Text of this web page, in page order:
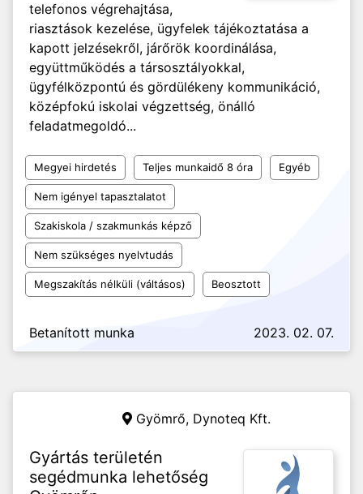
telefonos végrehajtása,
riasztások kezelése, ügyfelek tájékoztatása a
kapott jelzésekről, járőrök koordinálása,
együttműködés a társosztályokkal,
ügyfélközpontú és gördülékeny kommunikáció,
középfokú iskolai végzettség, önálló
feladatmegoldó...
Megyei hirdetés Teljes munkaidő 8 óra Egyéb
Nem igényel tapasztalatot
Szakiskola / szakmunkás képző
Nem szükséges nyelvtudás
Megszakítás nélküli (váltásos) Beosztott
Betanított munka 2023. 02. 07.
Gyömrő, Dynoteq Kft.
Gyártás területén
segédmunka lehetőség